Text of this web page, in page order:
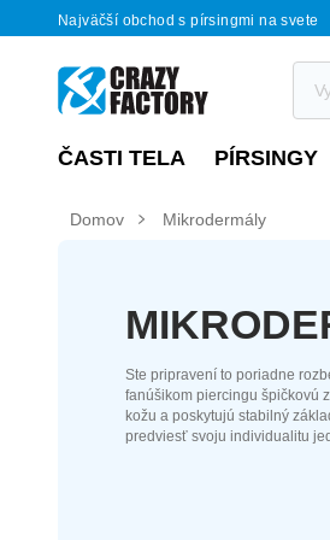
Najväčší obchod s pírsingmi na svete
ČASTI TELA PÍRSINGY
Domov Mikrodermály
Ste pripravení to poriadne
fanúšikom piercingu špičkovú
kožu a poskytujú stabilný
predviesť svoju individualitu